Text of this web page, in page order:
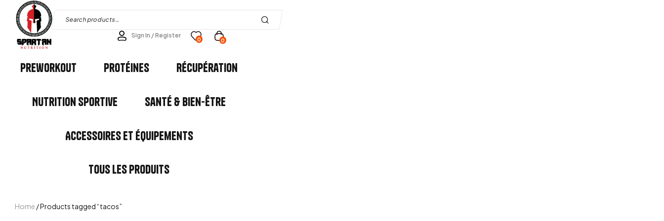
Sign In / Register
0 0
Preworkout Protéines Récupération
Nutrition Sportive Santé & Bien-être
Accessoires et Équipements
Tous les Produits
Home / Products tagged “tacos”